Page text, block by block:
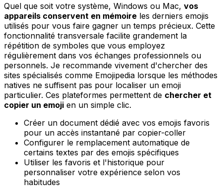
Quel que soit votre système, Windows ou Mac, vos
appareils conservent en mémoire les derniers emojis
utilisés pour vous faire gagner un temps précieux. Cette
fonctionnalité transversale facilite grandement la
répétition de symboles que vous employez
régulièrement dans vos échanges professionnels ou
personnels. Je recommande vivement d'chercher des
sites spécialisés comme Emojipedia lorsque les méthodes
natives ne suffisent pas pour localiser un emoji
particulier. Ces plateformes permettent de chercher et
copier un emoji en un simple clic.
Créer un document dédié avec vos emojis favoris
pour un accès instantané par copier-coller
Configurer le remplacement automatique de
certains textes par des emojis spécifiques
Utiliser les favoris et l'historique pour
personnaliser votre expérience selon vos
habitudes